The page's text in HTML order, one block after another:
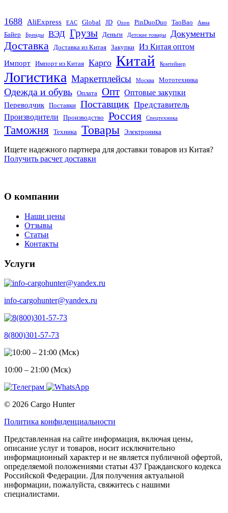
1688 AliExpress EAC Global JD Ozon PinDuoDuo TaoBao Авиа
Байер Бренды ВЭД Грузы Деньги Детские товары Документы
Доставка Доставка из Китая Закупки Из Китая оптом
Импорт Импорт из Китая Карго Китай Контейнер
Логистика Маркетплейсы Москва Мототехника
Одежда и обувь Оплата Опт Оптовые закупки
Переводчик Поставки Поставщик Представитель
Производители Производство Россия Спецтехника
Таможня Техника Товары Электроника
Ищете надежного партнера для доставки товаров из Китая?
Получить расчет доставки
О компании
Наши цены
Отзывы
Статьи
Контакты
Услуги
info-cargohunter@yandex.ru
8(800)301-57-73
10:00 – 21:00 (Мск)
© 2026 Cargo Hunter
Политика конфиденциальности
Представленная на сайте информация, включая цены,
описание услуг и товаров, носит исключительно
информационный характер и не является публичной офертой,
определяемой положениями статьи 437 Гражданского кодекса
Российской Федерации. Для получения актуальной
информации, пожалуйста, свяжитесь с нашими
специалистами.